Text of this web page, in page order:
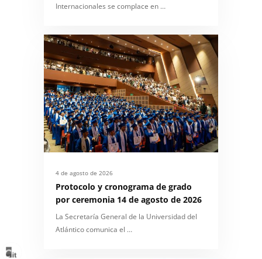
Internacionales se complace en …
4 de agosto de 2026
Protocolo y cronograma de grado
por ceremonia 14 de agosto de 2026
La Secretaría General de la Universidad del
Atlántico comunica el …